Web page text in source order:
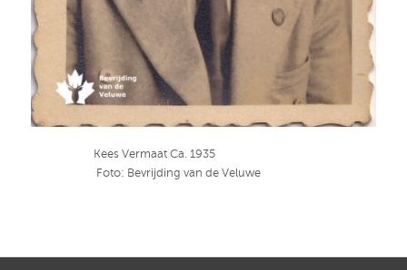
Kees Vermaat Ca. 1935
Foto: Bevrijding van de Veluwe